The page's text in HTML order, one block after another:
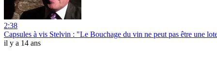
2:38
Capsules à vis Stelvin : "Le Bouchage du vin ne peut pas être une
il y a 14 ans